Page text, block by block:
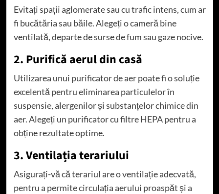
Evitați spații aglomerate sau cu trafic intens, cum ar
fi bucătăria sau băile. Alegeți o cameră bine
ventilată, departe de surse de fum sau gaze nocive.
2. Purifică aerul din casă
Utilizarea unui purificator de aer poate fi o soluție
excelentă pentru eliminarea particulelor în
suspensie, alergenilor și substanțelor chimice din
aer. Alegeți un purificator cu filtre HEPA pentru a
obține rezultate optime.
3. Ventilația terariului
Asigurați-vă că terariul are o ventilație adecvată,
pentru a permite circulația aerului proaspăt și a